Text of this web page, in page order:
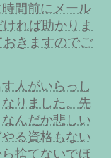
間前にメール
れば助かりま
きますのでご
人がいらっし
りました。先
んだか悲しい
る資格もない
捨てないでほ